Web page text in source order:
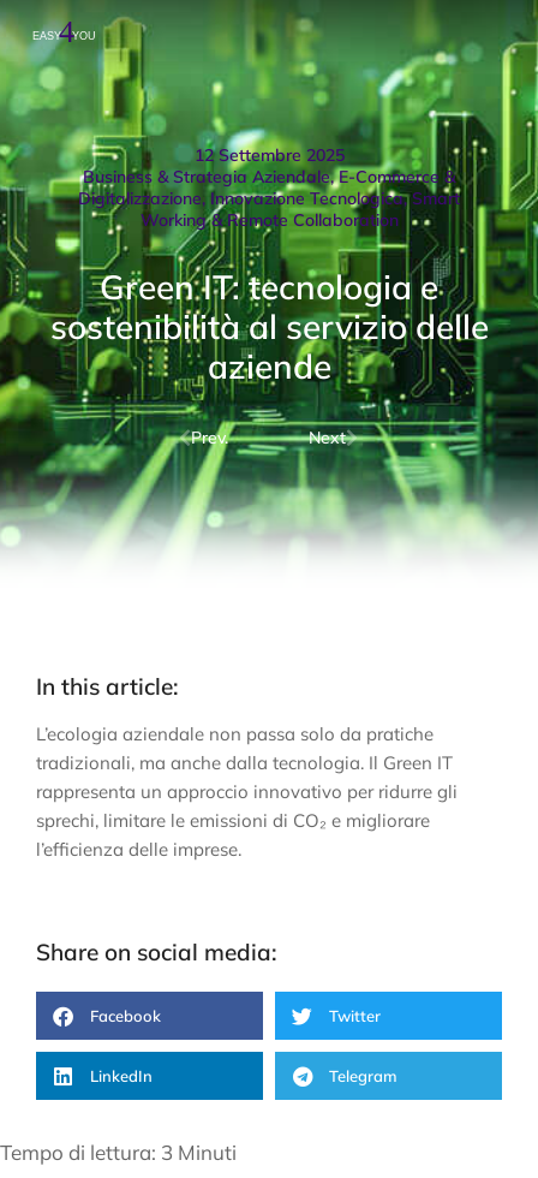
12 Settembre 2025
Business & Strategia Aziendale,E-Commerce &
Digitalizzazione,Innovazione Tecnologica,Smart
Working & Remote Collaboration
Green IT: tecnologia e
sostenibilità al servizio delle
aziende
Prev. Next
Tempo di lettura: 3 Minuti
In this article:
L’ecologia aziendale non passa solo da pratiche
tradizionali, ma anche dalla tecnologia. Il Green IT
rappresenta un approccio innovativo per ridurre gli
sprechi, limitare le emissioni di CO₂ e migliorare
l’efficienza delle imprese.
Share on social media:
Facebook Twitter
LinkedIn Telegram